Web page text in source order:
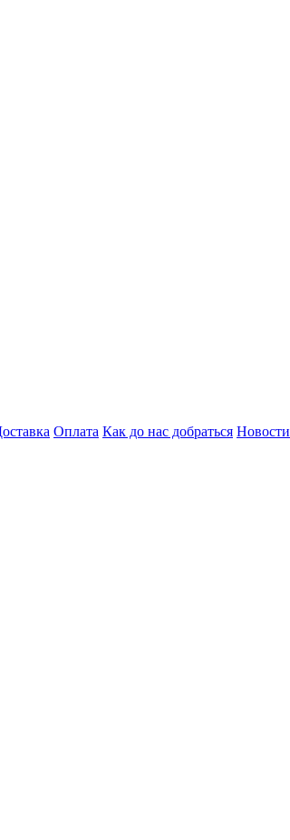
Оплата Как до нас добраться Новости